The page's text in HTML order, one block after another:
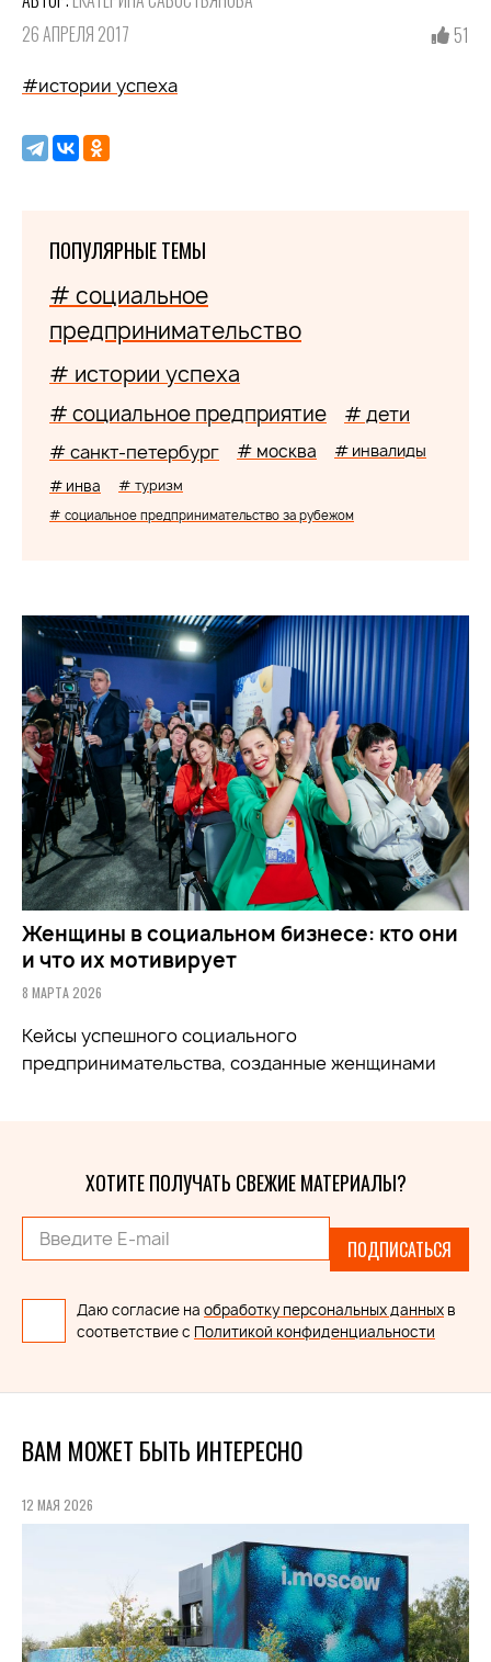
26 АПРЕЛЯ 2017
51
#истории успеха
ПОПУЛЯРНЫЕ ТЕМЫ
# социальное
предпринимательство
# истории успеха
# социальное предприятие # дети
# санкт-петербург # москва # инвалиды
# инва # туризм
# социальное предпринимательство за рубежом
Женщины в социальном бизнесе: кто они
и что их мотивирует
8 МАРТА 2026
Кейсы успешного социального
предпринимательства, созданные женщинами
ХОТИТЕ ПОЛУЧАТЬ СВЕЖИЕ МАТЕРИАЛЫ?
ПОДПИСАТЬСЯ
Даю согласие на обработку персональных данных в
соответствие с Политикой конфиденциальности
ВАМ МОЖЕТ БЫТЬ ИНТЕРЕСНО
12 МАЯ 2026